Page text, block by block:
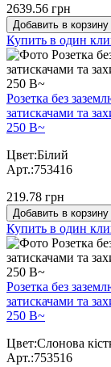
2639.56 грн
Добавить в корзину
Купить в один
Розетка без
затискачами та
250 В~
Цвет:Білий
Арт.:753416
219.78 грн
Добавить в корзину
Купить в один
Розетка без
затискачами та
250 В~
Цвет:Слонова
Арт.:753516